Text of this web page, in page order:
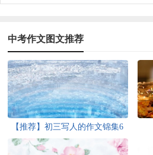
中考作文图文推荐
【推荐】初三写人的作文锦集6
篇